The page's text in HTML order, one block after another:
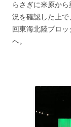
らさぎに米原か
況を確認した上
回東海北陸ブロ
へ。